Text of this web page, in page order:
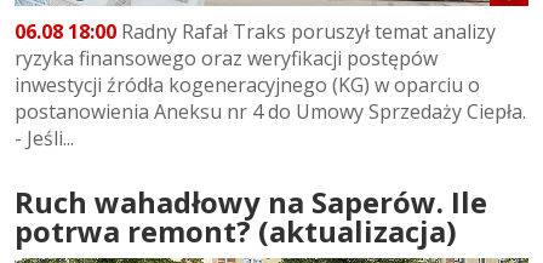
06.08 18:00 Radny Rafał Traks poruszył temat analizy
ryzyka finansowego oraz weryfikacji postępów
inwestycji źródła kogeneracyjnego (KG) w oparciu o
postanowienia Aneksu nr 4 do Umowy Sprzedaży Ciepła.
- Jeśli...
Ruch wahadłowy na Saperów. Ile
potrwa remont? (aktualizacja)